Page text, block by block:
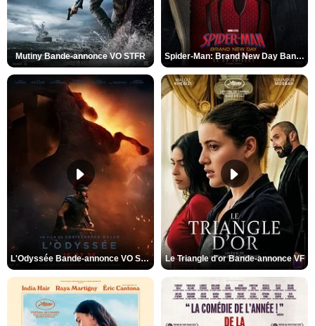
Mutiny Bande-annonce VO STFR Spider-Man: Brand New Day Bande-annonce VO STFR
L'Odyssée Bande-annonce VO STFR Le Triangle d'or Bande-annonce VF